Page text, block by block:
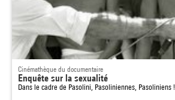
Cinémathèque du documentaire
Enquête sur la sexualité
Dans le cadre de Pasolini, Pasoliniennes, Pasoliniens !